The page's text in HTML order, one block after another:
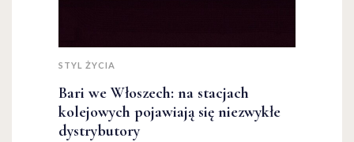
STYL ŻYCIA
Bari we Włoszech: na stacjach
kolejowych pojawiają się niezwykłe
dystrybutory